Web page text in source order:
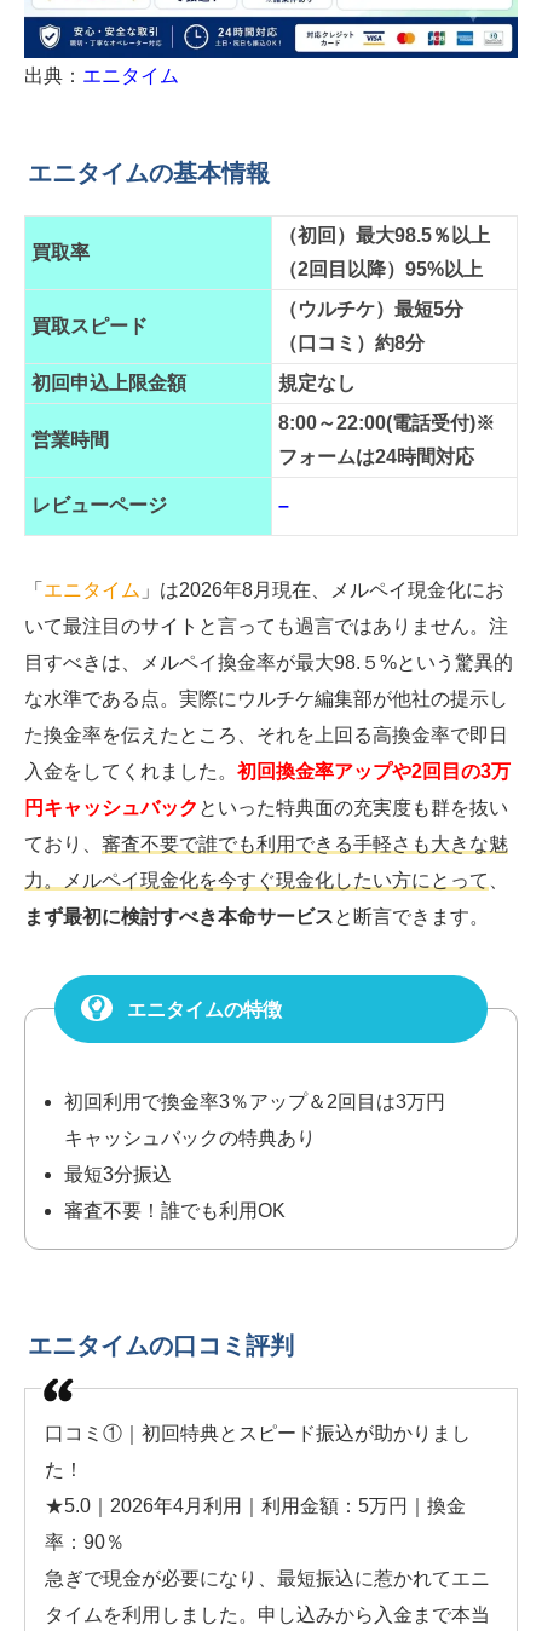
出典： エニタイム
エニタイムの基本情報
買取率
（初回）最大98.5％以上
（2回目以降）95%以上
買取スピード
（ウルチケ）最短5分
（口コミ）約8分
初回申込上限金額
規定なし
営業時間
8:00～22:00(電話受付)※
フォームは24時間対応
レビューページ –
「 エニタイム 」は2026年8月現在、メルペイ現金化にお
いて最注目のサイトと言っても過言ではありません。注
目すべきは、メルペイ換金率が最大98.５%という驚異的
な水準である点。実際にウルチケ編集部が他社の提示し
た換金率を伝えたところ、それを上回る高換金率で即日
入金をしてくれました。 初回換金率アップや2回目の3万
円キャッシュバック といった特典面の充実度も群を抜い
ており、 審査不要で誰でも利用できる手軽さも大きな魅
力。メルペイ現金化を今すぐ現金化したい方にとって
まず最初に検討すべき本命サービスと断言できます。
エニタイムの特徴
初回利用で換金率3％アップ＆2回目は3万円
キャッシュバックの特典あり
最短3分振込
審査不要！誰でも利用OK
エニタイムの口コミ評判
口コミ①｜初回特典とスピード振込が助かりまし
た！
★5.0｜2026年4月利用｜利用金額：5万円｜換金
率：90％
急ぎで現金が必要になり、最短振込に惹かれてエニ
タイムを利用しました。申し込みから入金まで本当